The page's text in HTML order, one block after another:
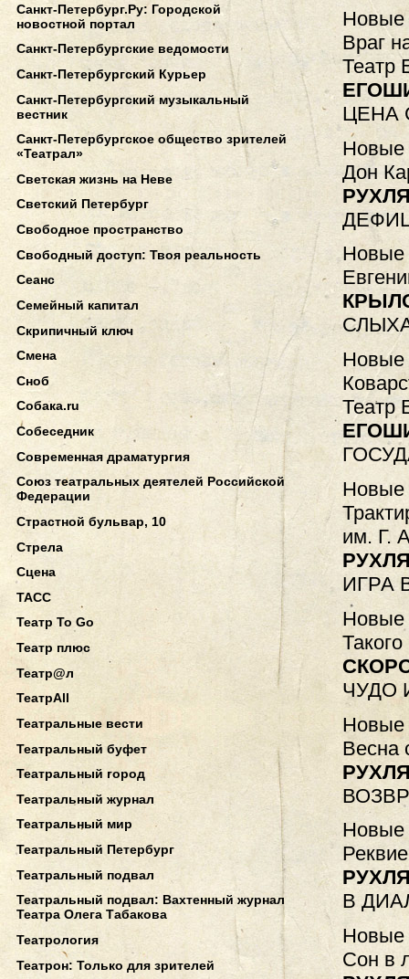
Новые
Враг
Театр
ЦЕНА
Новые
Дон
Новые
Новые
Театр
Новые
им. Г.
ИГРА
Новые
ЧУДО
Новые
Весна
Новые
В
Новые
Сон в
Санкт-Петербург.Ру: Городской
новостной портал
Санкт-Петербургские ведомости
Санкт-Петербургский Курьер
Санкт-Петербургский музыкальный
вестник
Санкт-Петербургское общество зрителей
«Театрал»
Светская жизнь на Неве
Светский Петербург
Свободное пространство
Свободный доступ: Твоя реальность
Сеанс
Семейный капитал
Скрипичный ключ
Смена
Сноб
Собака.ru
Собеседник
Современная драматургия
Союз театральных деятелей Российской
Федерации
Страстной бульвар, 10
Стрела
Сцена
ТАСС
Театр To Go
Театр плюс
Театр@л
ТеатрAll
Театральные вести
Театральный буфет
Театральный город
Театральный журнал
Театральный мир
Театральный Петербург
Театральный подвал
Театральный подвал: Вахтенный журнал
Театра Олега Табакова
Театрология
Театрон: Только для зрителей